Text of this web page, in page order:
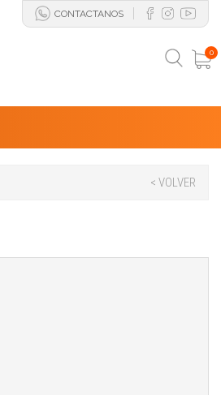
CONTACTANOS
0
< VOLVER